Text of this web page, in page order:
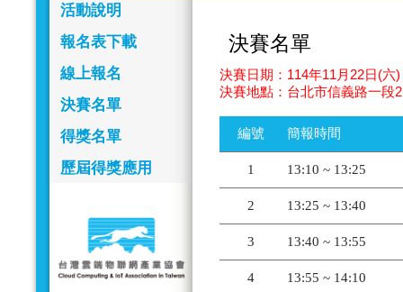
活動說明
報名表下載
線上報名
決賽名單
得獎名單
歷屆得獎應用
決賽名單
決賽日期：114年11月22日(六
決賽地點：台北市信義路一段
編號 簡報時間
1 13:10 ~ 13:25
2 13:25 ~ 13:40
3 13:40 ~ 13:55
4 13:55 ~ 14:10